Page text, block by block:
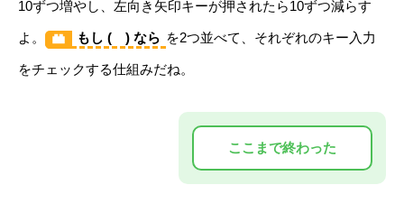
10ずつ増やし、左向き矢印キーが押されたら10ずつ減らす
よ。 もし ( ) なら を2つ並べて、それぞれのキー入力
をチェックする仕組みだね。